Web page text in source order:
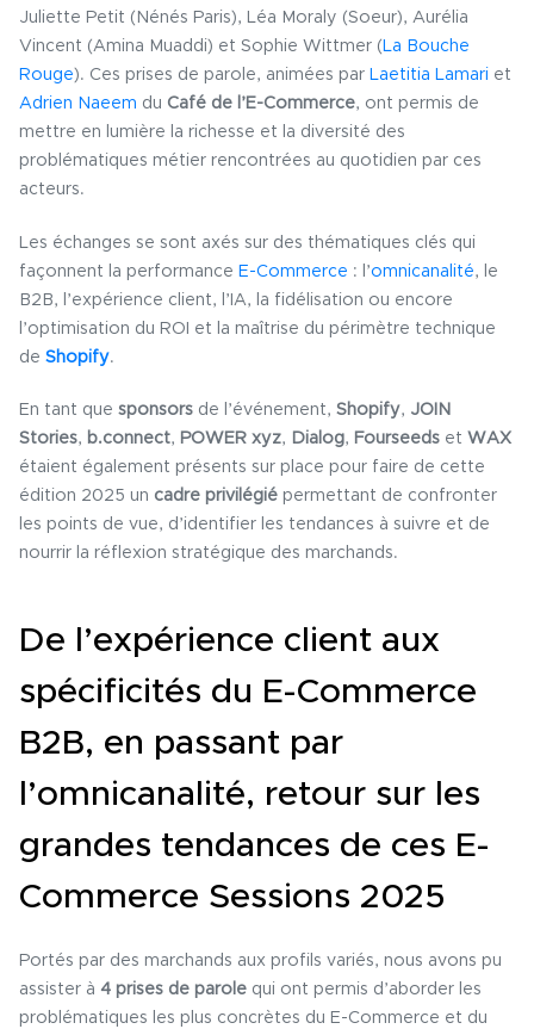
Juliette Petit (Nénés Paris), Léa Moraly (Soeur), Aurélia
Vincent (Amina Muaddi) et Sophie Wittmer ( La Bouche
Rouge). Ces prises de parole, animées par Laetitia Lamari et
Adrien Naeem du Café de l’E-Commerce, ont permis de
mettre en lumière la richesse et la diversité des
problématiques métier rencontrées au quotidien par ces
acteurs.
Les échanges se sont axés sur des thématiques clés qui
façonnent la performance E-Commerce : l’omnicanalité, le
B2B, l’expérience client, l’IA, la fidélisation ou encore
l’optimisation du ROI et la maîtrise du périmètre technique
de Shopify.
En tant que sponsors de l’événement, Shopify, JOIN
Stories, b.connect, POWER xyz, Dialog, Fourseeds et WAX
étaient également présents sur place pour faire de cette
édition 2025 un cadre privilégié permettant de confronter
les points de vue, d’identifier les tendances à suivre et de
nourrir la réflexion stratégique des marchands.
De l’expérience client aux
spécificités du E-Commerce
B2B, en passant par
l’omnicanalité, retour sur les
grandes tendances de ces E-
Commerce Sessions 2025
Portés par des marchands aux profils variés, nous avons pu
assister à 4 prises de parole qui ont permis d’aborder les
problématiques les plus concrètes du E-Commerce et du